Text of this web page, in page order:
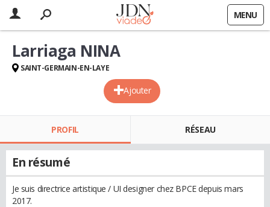
MENU
Ajouter
Larriaga NINA
SAINT-GERMAIN-EN-LAYE
PROFIL RÉSEAU
En résumé
Je suis directrice artistique / UI designer chez BPCE depuis mars
2017.